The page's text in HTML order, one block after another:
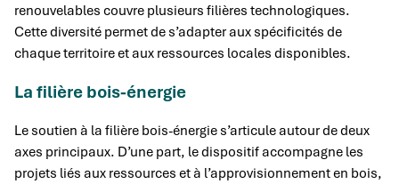
renouvelables couvre plusieurs filières technologiques.
Cette diversité permet de s’adapter aux spécificités de
chaque territoire et aux ressources locales disponibles.
La filière bois-énergie
Le soutien à la filière bois-énergie s’articule autour de deux
axes principaux. D’une part, le dispositif accompagne les
projets liés aux ressources et à l’approvisionnement en bois,